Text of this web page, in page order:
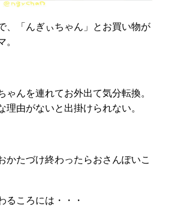
、「んぎぃちゃん」とお買い物が
ゃんを連れてお外出て気分転換。
由がないと出掛けられない。
かたづけ終わったらおさんぽいこ
るころには・・・